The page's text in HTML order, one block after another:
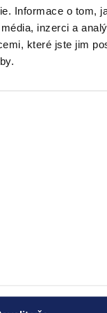
Informace o tom,
inzerci a
které jste jim